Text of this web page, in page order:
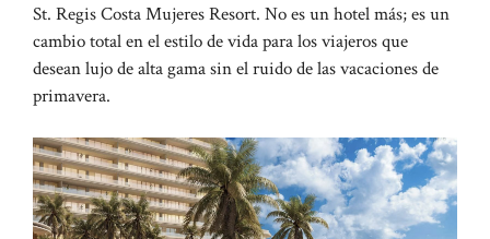
St. Regis Costa Mujeres Resort. No es un hotel más; es un
cambio total en el estilo de vida para los viajeros que
desean lujo de alta gama sin el ruido de las vacaciones de
primavera.